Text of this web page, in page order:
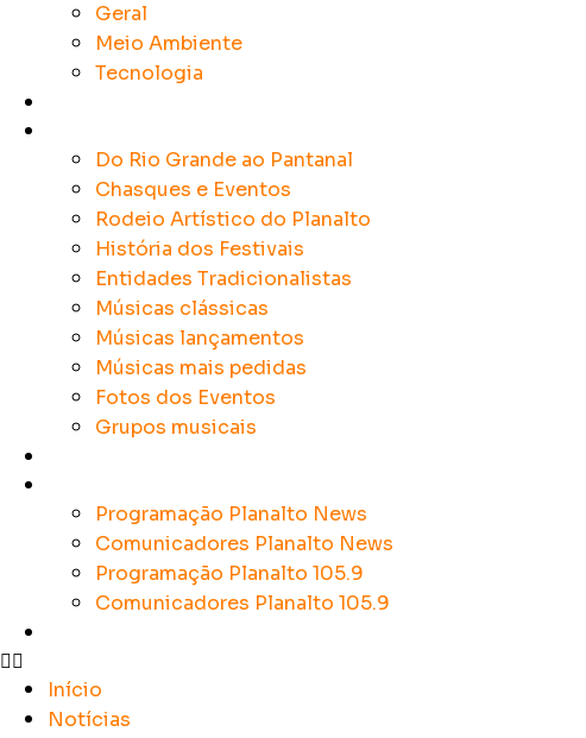
Geral
Meio Ambiente
Tecnologia
Do Rio Grande ao Pantanal
Chasques e Eventos
Rodeio Artístico do Planalto
História dos Festivais
Entidades Tradicionalistas
Músicas clássicas
Músicas lançamentos
Músicas mais pedidas
Fotos dos Eventos
Grupos musicais
Programação Planalto News
Comunicadores Planalto News
Programação Planalto 105.9
Comunicadores Planalto 105.9
Início
Notícias